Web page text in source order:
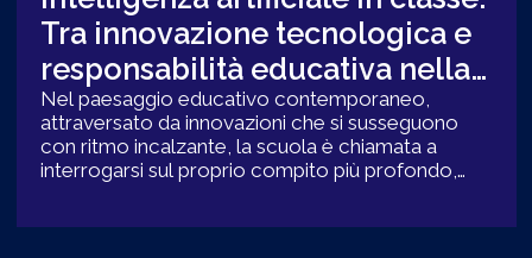
Tra innovazione tecnologica e
responsabilità educativa nella
scuola contemporanea
Nel paesaggio educativo contemporaneo,
attraversato da innovazioni che si susseguono
con ritmo incalzante, la scuola è chiamata a
interrogarsi sul proprio compito più profondo,